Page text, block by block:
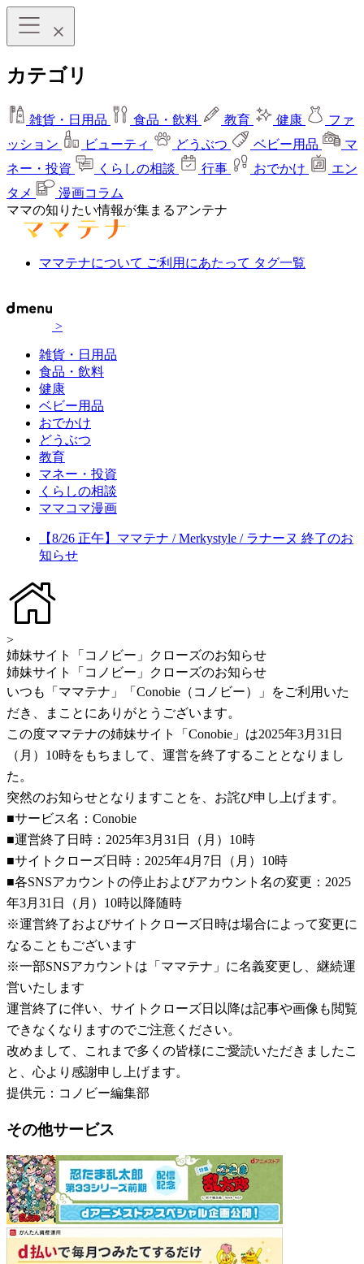
カテゴリ
雑貨・日用品 食品・飲料 教育 健康
ファ
ッション
ビューティ どうぶつ ベビー用品
マ
ネー・投資
くらしの相談 行事 おでかけ
エン
タメ
漫画コラム
ママの知りたい情報が集まるアンテナ
ママテナについて ご利用にあたって タグ一覧
>
雑貨・日用品
食品・飲料
健康
ベビー用品
おでかけ
どうぶつ
教育
マネー・投資
くらしの相談
ママコマ漫画
【8/26 正午】ママテナ / Merkystyle / ラナーヌ 終了のお
知らせ
>
姉妹サイト「コノビー」クローズのお知らせ
姉妹サイト「コノビー」クローズのお知らせ
いつも「ママテナ」「Conobie（コノビー）」をご利用いた
だき、まことにありがとうございます。
この度ママテナの姉妹サイト「Conobie」は2025年3月31日
（月）10時をもちまして、運営を終了することとなりまし
た。
突然のお知らせとなりますことを、お詫び申し上げます。
■サービス名：Conobie
■運営終了日時：2025年3月31日（月）10時
■サイトクローズ日時：2025年4月7日（月）10時
■各SNSアカウントの停止およびアカウント名の変更：2025
年3月31日（月）10時以降随時
※運営終了およびサイトクローズ日時は場合によって変更に
なることもございます
※一部SNSアカウントは「ママテナ」に名義変更し、継続運
営いたします
運営終了に伴い、サイトクローズ日以降は記事や画像も閲覧
できなくなりますのでご注意ください。
改めまして、これまで多くの皆様にご愛読いただきましたこ
と、心より感謝申し上げます。
提供元：コノビー編集部
その他サービス